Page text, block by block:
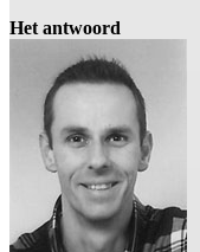
Het antwoord